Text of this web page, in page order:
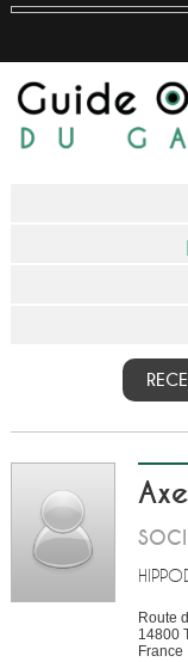
Route
14800
France